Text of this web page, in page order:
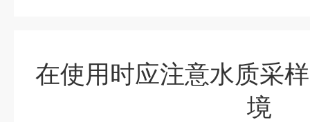
在使用时应注意水质采
境